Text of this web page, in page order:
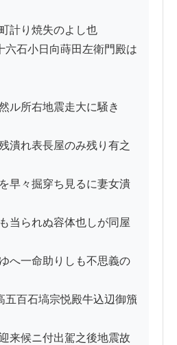
計り焼失のよし也
六石小日向蒔田左衛門殿は
ル所右地震走大に騒き
潰れ表長屋のみ残り有之
早々掘穿ち見るに妻女潰
当られぬ容体也しが同屋
へ一命助りしも不思義の
五百石塙宗悦殿牛込辺御籏
来候ニ付出駕之後地震故